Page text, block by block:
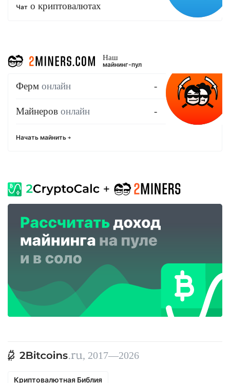
Чат о криптовалютах
Наш
майнинг-пул
Ферм онлайн -
Майнеров онлайн -
Начать майнить
, 2017—2026
Криптовалютная Библия